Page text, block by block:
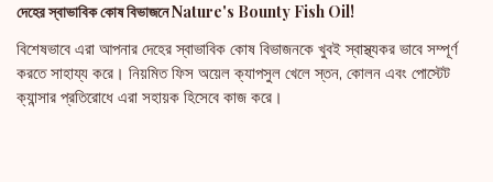
দেহের স্বাভাবিক কোষ বিভাজনে Nature's Bounty Fish Oil!
বিশেষভাবে এরা আপনার দেহের স্বাভাবিক কোষ বিভাজনকে খুবই স্বাস্থ্যকর ভাবে সম্পূর্ণ
করতে সাহায্য করে। নিয়মিত ফিস অয়েল ক্যাপসুল খেলে স্তন, কোলন এবং পোস্টেট
ক্যান্সার প্রতিরোধে এরা সহায়ক হিসেবে কাজ করে।